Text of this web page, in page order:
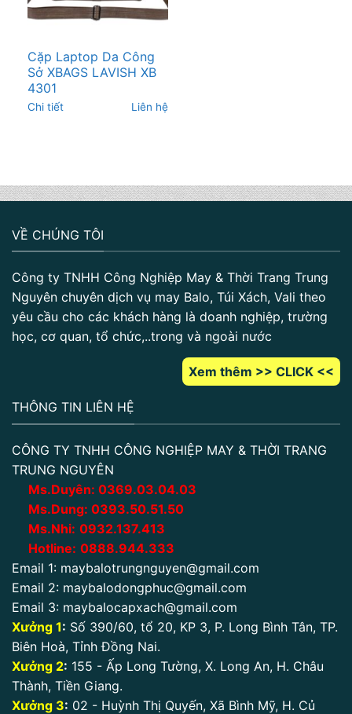
Cặp Laptop Da Công
Sở XBAGS LAVISH XB
4301
Chi tiết Liên hệ
VỀ CHÚNG TÔI
Công ty TNHH Công Nghiệp May & Thời Trang Trung
Nguyên chuyên dịch vụ may Balo, Túi Xách, Vali theo
yêu cầu cho các khách hàng là doanh nghiệp, trường
học, cơ quan, tổ chức,..trong và ngoài nước
Xem thêm >> CLICK <<
THÔNG TIN LIÊN HỆ
CÔNG TY TNHH CÔNG NGHIỆP MAY & THỜI TRANG
TRUNG NGUYÊN
Ms.Duyên: 0369.03.04.03
Ms.Dung: 0393.50.51.50
Ms.Nhi: 0932.137.413
Hotline: 0888.944.333
Email 1: maybalotrungnguyen@gmail.com
Email 2: maybalodongphuc@gmail.com
Email 3: maybalocapxach@gmail.com
Xưởng 1: Số 390/60, tổ 20, KP 3, P. Long Bình Tân, TP.
Biên Hoà, Tỉnh Đồng Nai.
Xưởng 2: 155 - Ấp Long Tường, X. Long An, H. Châu
Thành, Tiền Giang.
Xưởng 3: 02 - Huỳnh Thị Quyến, Xã Bình Mỹ, H. Củ